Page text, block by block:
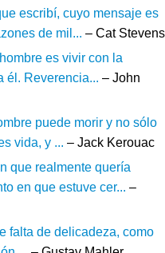
escribí, cuyo mensaje es
de mil... – Cat Stevens
es vivir con la
él. Reverencia... – John
puede morir y no sólo
vida, y ... – Jack Kerouac
que realmente quería
en que estuve cer... –
falta de delicadeza, como